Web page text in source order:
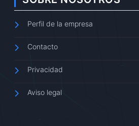
Perfil de la empresa
Contacto
Privacidad
Aviso legal